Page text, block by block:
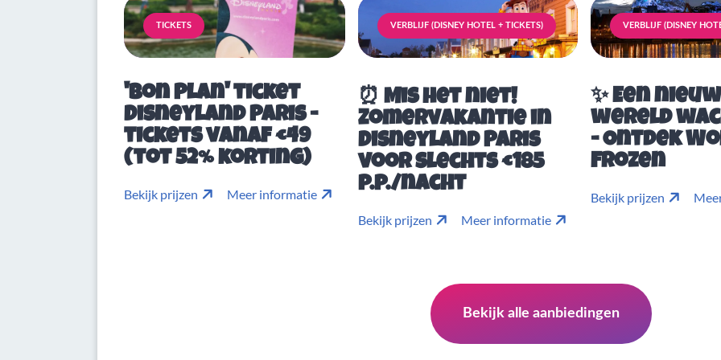
TICKETS
'Bon Plan' ticket
Disneyland Paris -
tickets vanaf €49
(tot 52% korting)
Bekijk prijzen Meer informatie
VERBLIJF (DISNEY HOTEL + TICKETS)
⏰ Mis het niet!
Zomervakantie in
Disneyland Paris
voor slechts €185
p.p./nacht
Bekijk prijzen Meer informatie
VERBLIJF (DISNEY
✨ Een
wereld
- Ontdek
Frozen
Bekijk prijzen
Bekijk alle aanbiedingen